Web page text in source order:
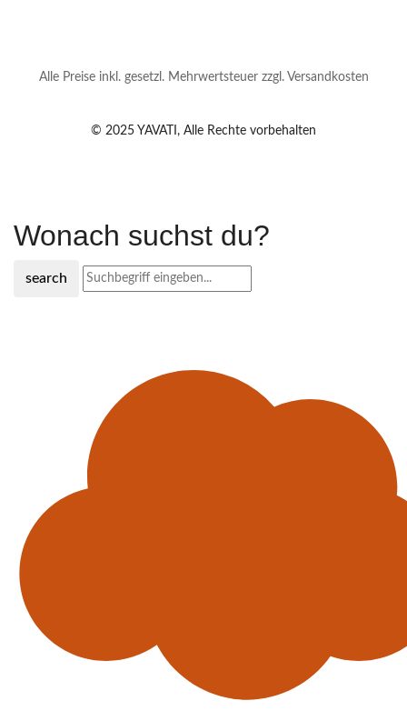
Alle Preise inkl. gesetzl. Mehrwertsteuer zzgl. Versandkosten
© 2025 YAVATI, Alle Rechte vorbehalten
Wonach suchst du?
search